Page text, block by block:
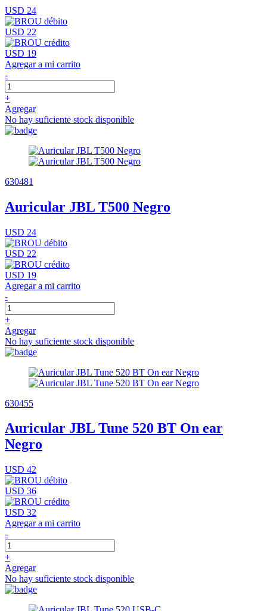
USD 24
USD 22
USD 19
Agregar a mi carrito
-
+
Agregar
No hay suficiente stock disponible
630481
Auricular JBL T500 Negro
USD 24
USD 22
USD 19
Agregar a mi carrito
-
+
Agregar
No hay suficiente stock disponible
630455
Auricular JBL Tune 520 BT On ear
Negro
USD 42
USD 36
USD 32
Agregar a mi carrito
-
+
Agregar
No hay suficiente stock disponible